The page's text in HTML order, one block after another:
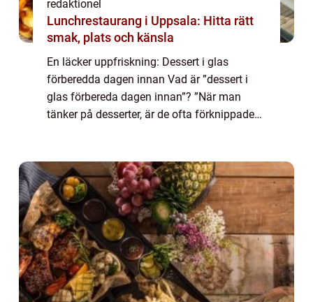
redaktionel
Lunchrestaurang i Uppsala: Hitta rätt
smak, plats och känsla
En läcker uppfriskning: Dessert i glas
förberedda dagen innan Vad är ”dessert i
glas förbereda dagen innan”? ”När man
tänker på desserter, är de ofta förknippade